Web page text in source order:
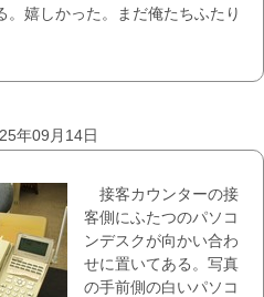
嬉しかった。まだ俺たちふたり
年09月14日
接客カウンターの接
客側にふたつのパソコ
ンデスクが向かい合わ
せに置いてある。写真
の手前側の白いパソコ